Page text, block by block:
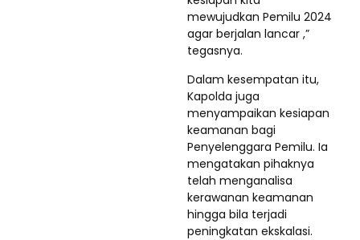
mewujudkan Pemilu 2024
agar berjalan lancar ,”
tegasnya.
Dalam kesempatan itu,
Kapolda juga
menyampaikan kesiapan
keamanan bagi
Penyelenggara Pemilu. Ia
mengatakan pihaknya
telah menganalisa
kerawanan keamanan
hingga bila terjadi
peningkatan ekskalasi.